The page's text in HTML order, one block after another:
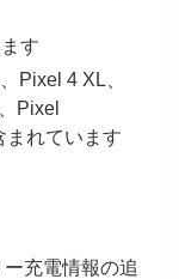
す
Pixel 4 XL、
Pixel
まれています
充電情報の追